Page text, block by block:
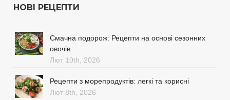
НОВІ РЕЦЕПТИ
Смачна подорож: Рецепти на основі сезонних
овочів
Лют 10th, 2026
Рецепти з морепродуктів: легкі та корисні
Лют 8th, 2026